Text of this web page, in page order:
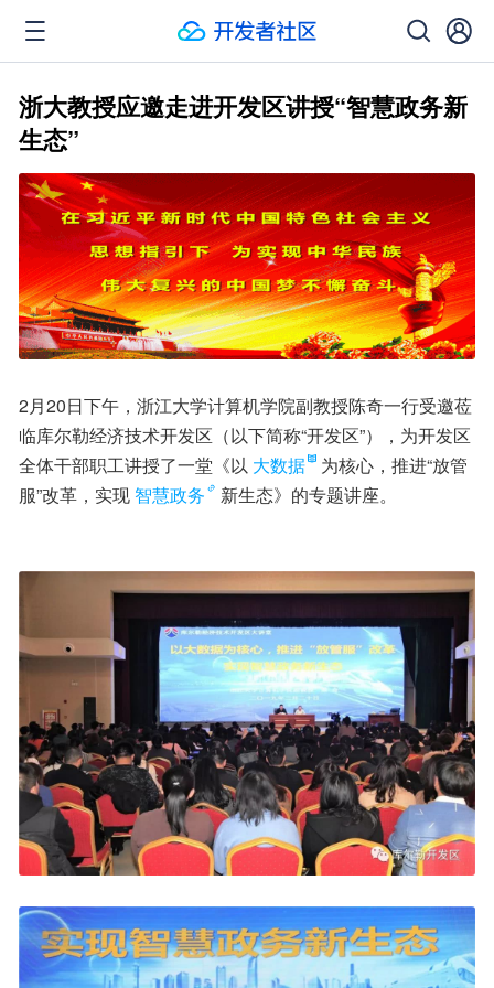
浙大教授应邀走进开发区讲授“智慧政务新
生态”
2月20日下午，浙江大学计算机学院副教授陈奇一行受邀莅
临库尔勒经济技术开发区（以下简称“开发区”），为开发区
全体干部职工讲授了一堂《以 大数据
为核心，推进“放管
服”改革，实现 智慧政务 新生态》的专题讲座。